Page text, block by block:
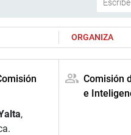
ORGANIZA
,
Comisión
e